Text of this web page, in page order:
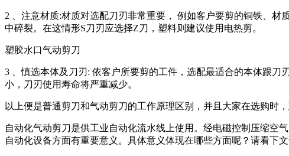
2 、注意材质:材质对选配刀刃非常重要， 例如客户要剪的铜铁、
中碎裂。在这情形S刀刃应选择Z刀，塑料则建议使用电热剪。
塑胶水口气动剪刀
3 、慎选本体及刀刃: 依客户所要剪的工件，选配最适合的本体跟
小，刀刃使用寿命将严重减少。
以上便是普通剪刀和气动剪刀的工作原理区别，并且大家在选购时
自动化气动剪刀是供工业自动化流水线上使用。经电磁控制压缩空
自动化设备方面有重要意义。具体意义体现在哪些方面呢？请看下文